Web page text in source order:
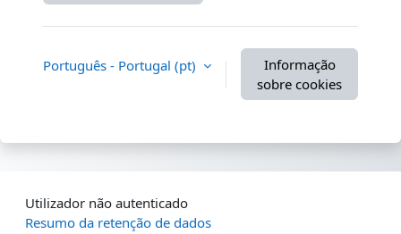
Português - Portugal ‎(pt)‎
Informação
sobre cookies
Utilizador não autenticado
Resumo da retenção de dados